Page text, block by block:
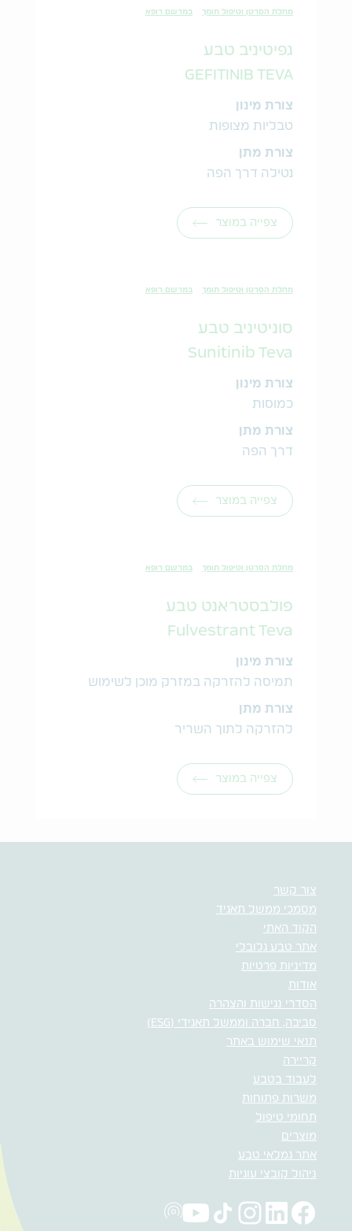
מחלת הסרטן וטיפול תומך במרשם רופא
גפיטיניב טבע
GEFITINIB TEVA
צורת מינון
טבליות מצופות
צורת מתן
נטילה דרך הפה
צפייה במוצר
מחלת הסרטן וטיפול תומך במרשם רופא
סוניטיניב טבע
Sunitinib Teva
צורת מינון
כמוסות
צורת מתן
דרך הפה
צפייה במוצר
מחלת הסרטן וטיפול תומך במרשם רופא
פולבסטראנט טבע
Fulvestrant Teva
צורת מינון
תמיסה להזרקה במזרק מוכן לשימוש
צורת מתן
להזרקה לתוך השריר
צפייה במוצר
צור קשר
מסמכי ממשל תאגיד
הקוד האתי
אתר טבע גלובלי
מדיניות פרטיות
אודות
הסדרי נגישות והצהרה
סביבה, חברה וממשל תאגידי (ESG)
תנאי שימוש באתר
קריירה
לעבוד בטבע
משרות פתוחות
תחומי טיפול
מוצרים
אתר גמלאי טבע
ניהול קובצי עוגיות